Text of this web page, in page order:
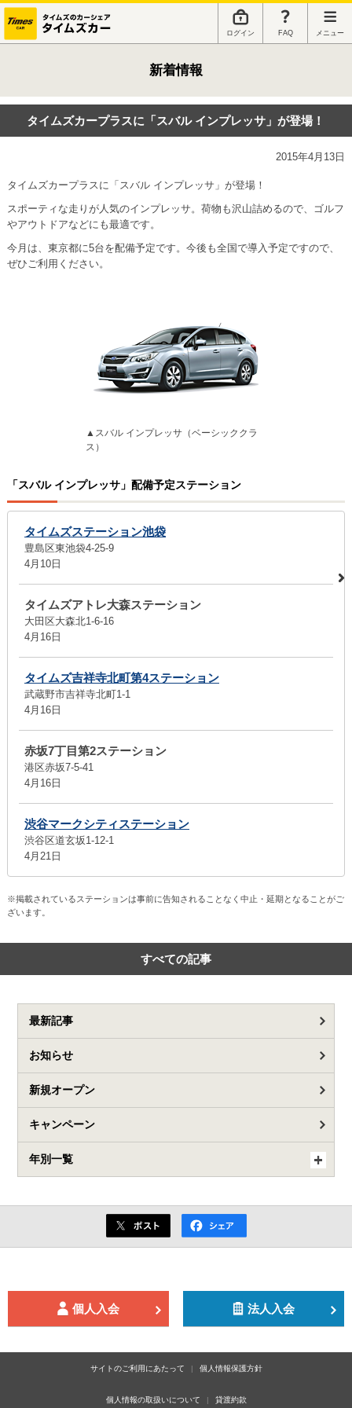
ログイン FAQ メニュー
新着情報
タイムズカープラスに「スバル インプレッサ」が登場！
2015年4月13日
タイムズカープラスに「スバル インプレッサ」が登場！
スポーティな走りが人気のインプレッサ。荷物も沢山詰めるので、ゴルフ
やアウトドアなどにも最適です。
今月は、東京都に5台を配備予定です。今後も全国で導入予定ですので、
ぜひご利用ください。
▲スバル インプレッサ（ベーシッククラ
ス）
「スバル インプレッサ」配備予定ステーション
タイムズステーション池袋
豊島区東池袋4-25-9
4月10日
タイムズアトレ大森ステーション
大田区大森北1-6-16
4月16日
タイムズ吉祥寺北町第4ステーション
武蔵野市吉祥寺北町1-1
4月16日
赤坂7丁目第2ステーション
港区赤坂7-5-41
4月16日
渋谷マークシティステーション
渋谷区道玄坂1-12-1
4月21日
※掲載されているステーションは事前に告知されることなく中止・延期となることがご
ざいます。
すべての記事
最新記事
お知らせ
新規オープン
キャンペーン
年別一覧
個人入会 法人入会
サイトのご利用にあたって 個人情報保護方針
個人情報の取扱いについて 貸渡約款